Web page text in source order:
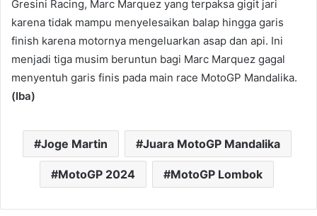
Gresini Racing, Marc Marquez yang terpaksa gigit jari
karena tidak mampu menyelesaikan balap hingga garis
finish karena motornya mengeluarkan asap dan api. Ini
menjadi tiga musim beruntun bagi Marc Marquez gagal
menyentuh garis finis pada main race MotoGP Mandalika.
(Iba)
Joge Martin Juara MotoGP Mandalika
MotoGP 2024 MotoGP Lombok